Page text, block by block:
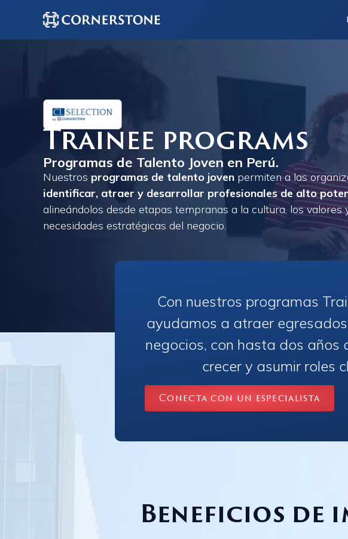
Trainee programs
Programas de Talento Joven en Perú.
Nuestros programas de talento joven permiten a las
identificar, atraer y desarrollar profesionales de alto
alineándolos desde etapas tempranas a la cultura, los valores
necesidades estratégicas del negocio.
Con nuestros programas
ayudamos a atraer
negocios, con hasta dos años
crecer y asumir roles
Conecta con un especialista
Beneficios de